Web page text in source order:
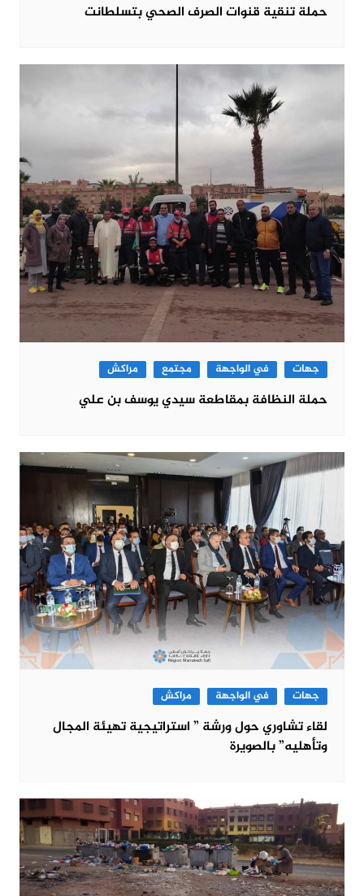
حملة تنقية قنوات الصرف الصحي بتسلطانت
جهات في الواجهة مجتمع مراكش
حملة النظافة بمقاطعة سيدي يوسف بن علي
جهات في الواجهة مراكش
لقاء تشاوري حول ورشة ” استراتيجية تهيئة المجال
وتأهليه” بالصويرة